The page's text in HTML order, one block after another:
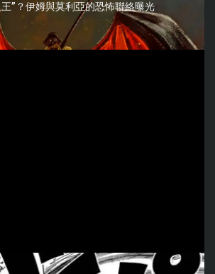
”？伊姆與莫利亞的恐怖聯絡曝光